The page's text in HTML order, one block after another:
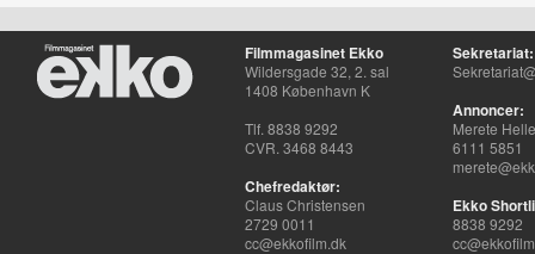
Filmmagasinet Ekko
Wildersgade 32, 2. sal
1408 København K
Tlf. 8838 9292
CVR. 3468 8443
Chefredaktør:
Claus Christensen
2729 0011
cc@ekkofilm.dk
Sekretariat:
Annoncer:
Merete
6111 5851
Ekko
8838 9292